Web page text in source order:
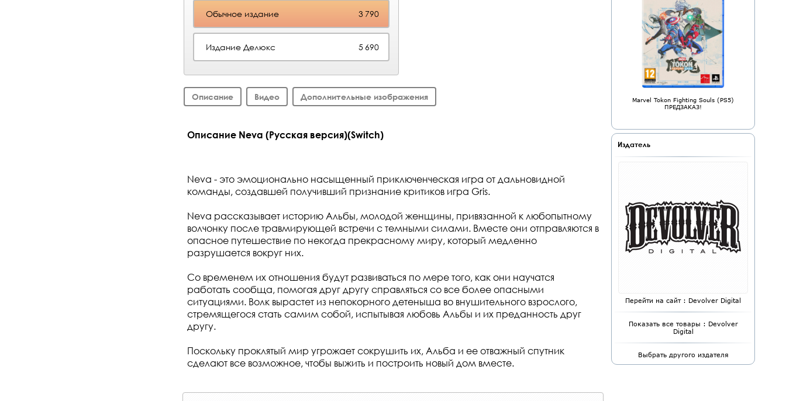
Обычное издание 3 790
Издание Делюкс 5 690
Описание Видео Дополнительные изображения
Описание Neva (Русская версия)(Switch)
Neva - это эмоционально насыщенный приключенческая игра от дальновидной
команды, создавшей получивший признание критиков игра Gris.
Neva рассказывает историю Альбы, молодой женщины, привязанной к любопытному
волчонку после травмирующей встречи с темными силами. Вместе они отправляются в
опасное путешествие по некогда прекрасному миру, который медленно
разрушается вокруг них.
Со временем их отношения будут развиваться по мере того, как они научатся
работать сообща, помогая друг другу справляться со все более опасными
ситуациями. Волк вырастет из непокорного детеныша во внушительного взрослого,
стремящегося стать самим собой, испытывая любовь Альбы и их преданность друг
другу.
Поскольку проклятый мир угрожает сокрушить их, Альба и ее отважный спутник
сделают все возможное, чтобы выжить и построить новый дом вместе.
Marvel Tokon Fighting Souls (PS5)
ПРЕДЗАКАЗ!
Издатель
Перейти на сайт : Devolver Digital
Показать все товары : Devolver
Digital
Выбрать другого издателя